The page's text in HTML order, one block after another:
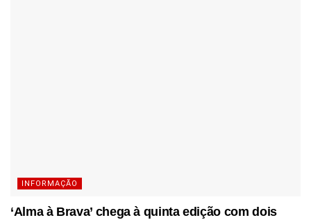
INFORMAÇÃO
‘Alma à Brava’ chega à quinta edição com dois